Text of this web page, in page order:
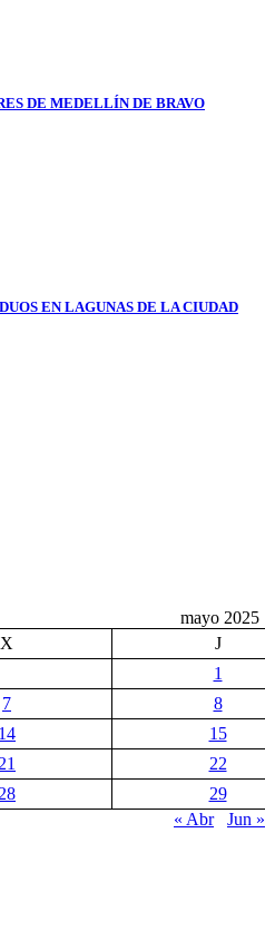
DE MEDELLÍN DE BRAVO
EN LAGUNAS DE LA CIUDAD
mayo 2025
X J
1
7 8
14 15
21 22
28 29
« Abr
Jun »